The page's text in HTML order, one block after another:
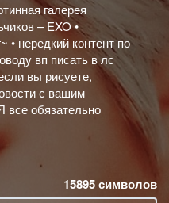
галерея
– EXO •
• нередкий контент по
вп писать в лс
вы рисуете,
с вашим
все обязательно
15895символов